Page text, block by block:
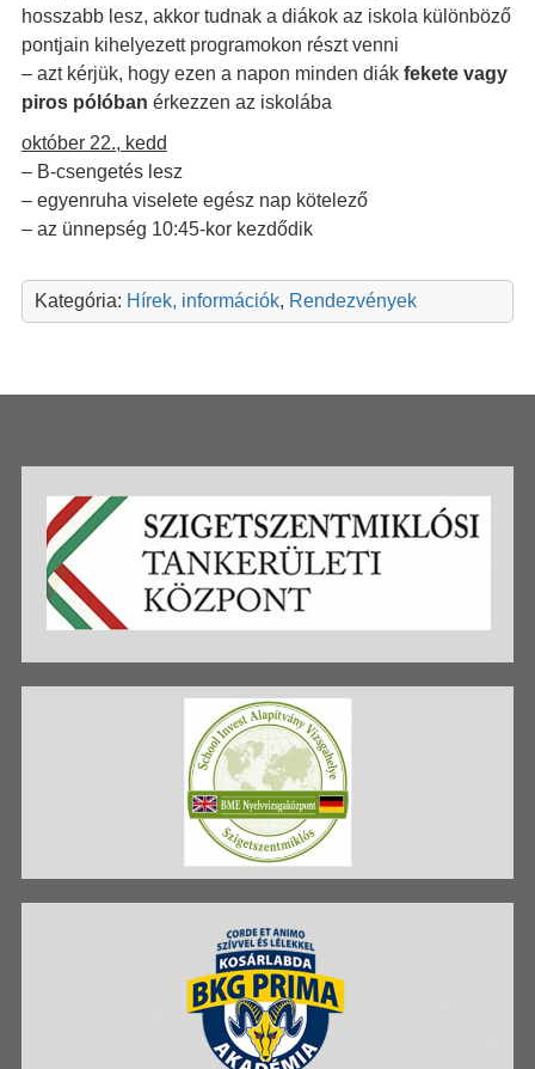
hosszabb lesz, akkor tudnak a diákok az iskola különböző
pontjain kihelyezett programokon részt venni
– azt kérjük, hogy ezen a napon minden diák fekete vagy
piros pólóban érkezzen az iskolába
október 22., kedd
– B-csengetés lesz
– egyenruha viselete egész nap kötelező
– az ünnepség 10:45-kor kezdődik
Kategória: Hírek, információk, Rendezvények